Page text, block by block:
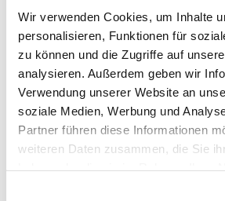
Wir verwenden Cookies, um Inhalte
personalisieren, Funktionen für
zu können und die Zugriffe auf
analysieren. Außerdem geben wir
Verwendung unserer Website an
soziale Medien, Werbung und
Partner führen diese Informationen
weiteren Daten zusammen, die Sie
Dies könnte